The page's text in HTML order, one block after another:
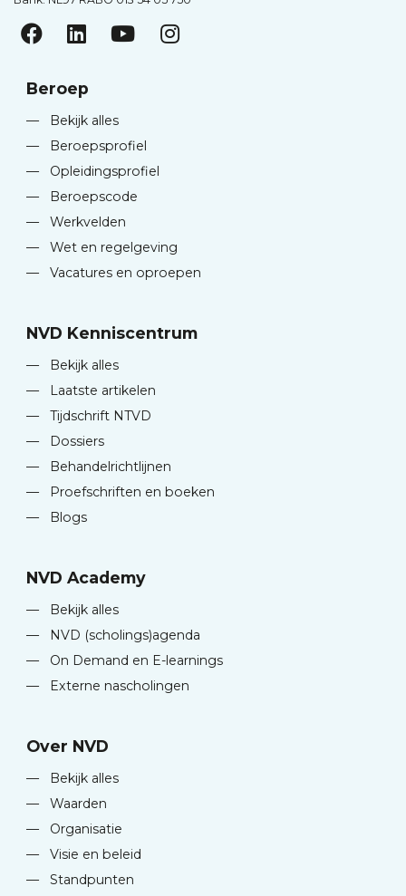
Beroep
—
Bekijk alles
—
Beroepsprofiel
—
Opleidingsprofiel
—
Beroepscode
—
Werkvelden
—
Wet en regelgeving
—
Vacatures en oproepen
NVD Kenniscentrum
—
Bekijk alles
—
Laatste artikelen
—
Tijdschrift NTVD
—
Dossiers
—
Behandelrichtlijnen
—
Proefschriften en boeken
—
Blogs
NVD Academy
—
Bekijk alles
—
NVD (scholings)agenda
—
On Demand en E-learnings
—
Externe nascholingen
Over NVD
—
Bekijk alles
—
Waarden
—
Organisatie
—
Visie en beleid
—
Standpunten